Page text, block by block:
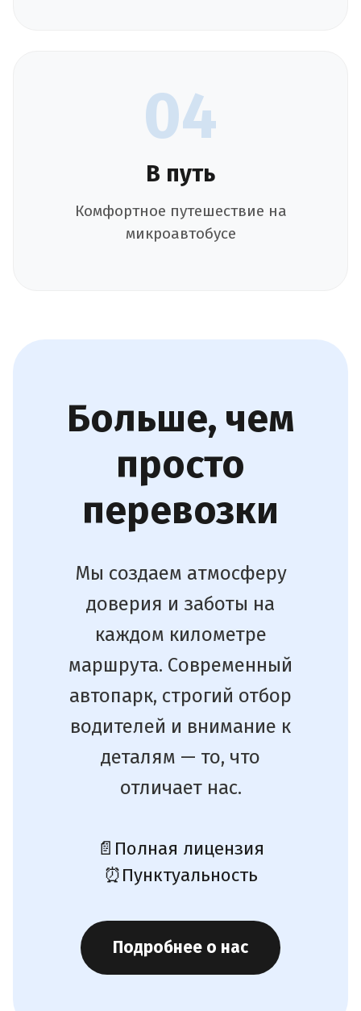
04
В путь
Комфортное путешествие на
микроавтобусе
Больше, чем
просто
перевозки
Мы создаем атмосферу
доверия и заботы на
каждом километре
маршрута. Современный
автопарк, строгий отбор
водителей и внимание к
деталям — то, что
отличает нас.
📄 Полная лицензия
⏰Пунктуальность
Подробнее о нас